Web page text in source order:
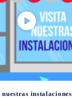
instalaciones